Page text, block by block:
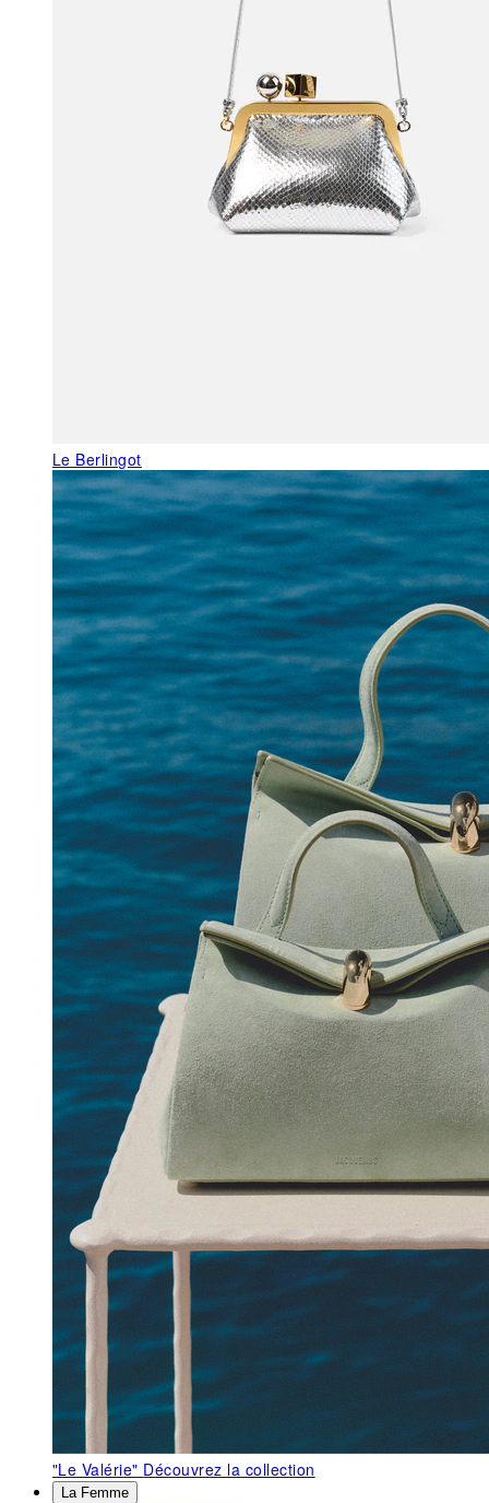
Le Berlingot
"Le Valérie" Découvrez la collection
La Femme